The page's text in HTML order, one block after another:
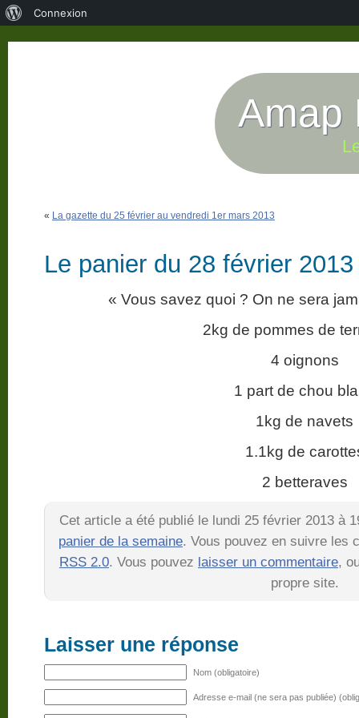
Amap
« La gazette du 25 février au vendredi 1er mars 2013
Le panier du 28 février 2013
« Vous savez quoi ? On ne sera
2kg de pommes de
4 oignons
1 part de chou
1kg de navets
1.1kg de
2 betteraves
Cet article a été publié le lundi 25 février 2013 à
panier de la semaine. Vous pouvez en suivre les
RSS 2.0. Vous pouvez laisser un commentaire,
propre site.
Laisser une réponse
Nom (obligatoire)
Adresse e-mail (ne sera pas publiée)
Connexion